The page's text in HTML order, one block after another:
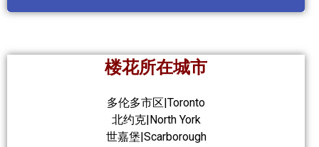
楼花所在城市
多伦多市区|Toronto
北约克|North York
世嘉堡|Scarborough